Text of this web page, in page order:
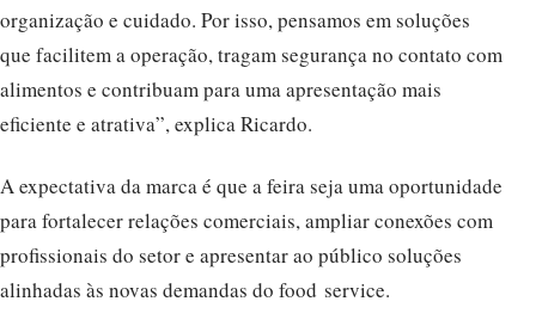
organização e cuidado. Por isso, pensamos em soluções
que facilitem a operação, tragam segurança no contato com
alimentos e contribuam para uma apresentação mais
eficiente e atrativa”, explica Ricardo.
A expectativa da marca é que a feira seja uma oportunidade
para fortalecer relações comerciais, ampliar conexões com
profissionais do setor e apresentar ao público soluções
alinhadas às novas demandas do food service.